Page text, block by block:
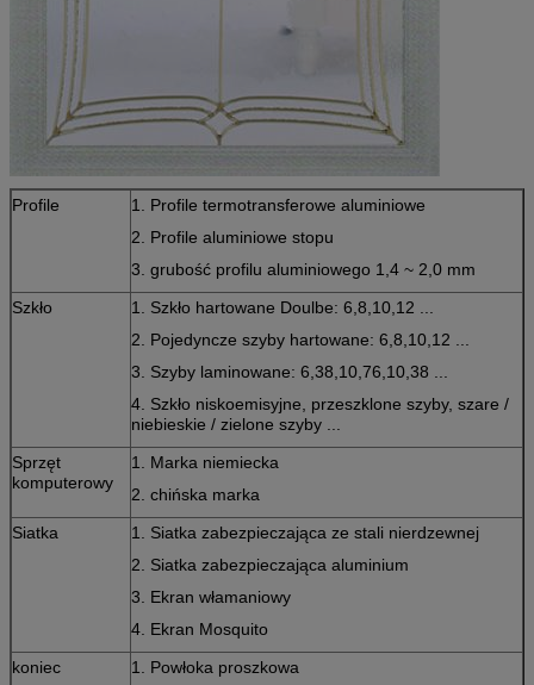
Profile
1. Profile termotransferowe aluminiowe
2. Profile aluminiowe stopu
3. grubość profilu aluminiowego 1,4 ~ 2,0 mm
Szkło
1. Szkło hartowane Doulbe: 6,8,10,12 ...
2. Pojedyncze szyby hartowane: 6,8,10,12 ...
3. Szyby laminowane: 6,38,10,76,10,38 ...
4. Szkło niskoemisyjne, przeszklone szyby, szare /
niebieskie / zielone szyby ...
Sprzęt
komputerowy
1. Marka niemiecka
2. chińska marka
Siatka
1. Siatka zabezpieczająca ze stali nierdzewnej
2. Siatka zabezpieczająca aluminium
3. Ekran włamaniowy
4. Ekran Mosquito
koniec
1. Powłoka proszkowa